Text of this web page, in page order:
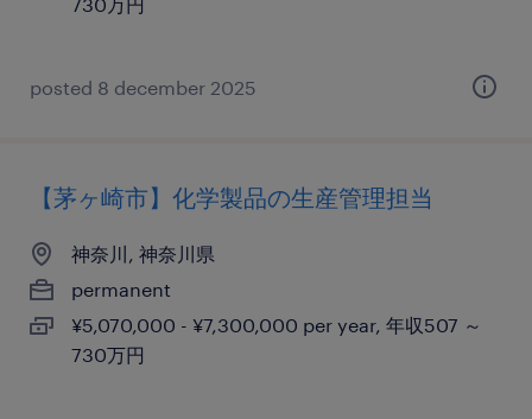
posted 8 december 2025
【茅ヶ崎市】化学製品の生産管理担当
神奈川, 神奈川県
permanent
¥5,070,000 - ¥7,300,000 per year, 年収507 ～
730万円